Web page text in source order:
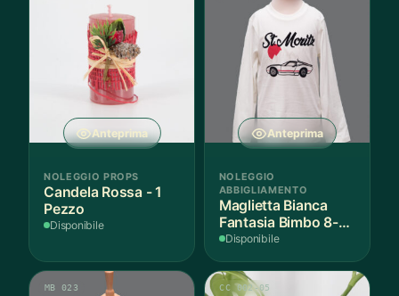
Anteprima
NOLEGGIO PROPS
Candela Rossa - 1
Pezzo
Disponibile
Anteprima
NOLEGGIO
ABBIGLIAMENTO
Maglietta Bianca
Fantasia Bimbo 8-9
Anni Cotone - 1
Disponibile
MB 023 CC 002-05